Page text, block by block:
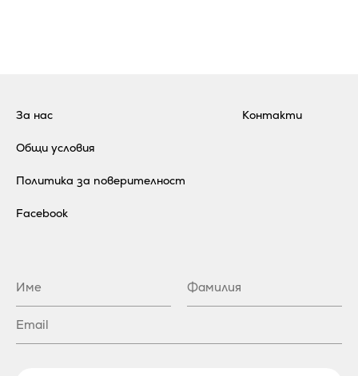
За нас
Общи условия
Политика за поверителност
Контакти
Facebook